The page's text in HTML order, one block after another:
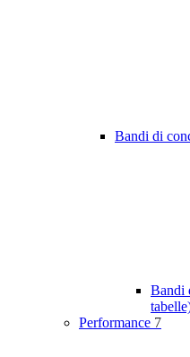
Bandi di
Bandi
Performance 7